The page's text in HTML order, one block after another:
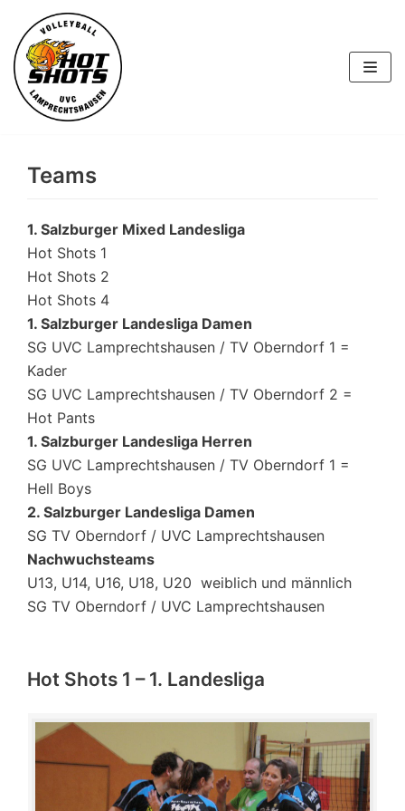
Skip
to
content
Teams
1. Salzburger Mixed Landesliga
Hot Shots 1
Hot Shots 2
Hot Shots 4
1. Salzburger Landesliga Damen
SG UVC Lamprechtshausen / TV Oberndorf 1 =
Kader
SG UVC Lamprechtshausen / TV Oberndorf 2 =
Hot Pants
1. Salzburger Landesliga Herren
SG UVC Lamprechtshausen / TV Oberndorf 1 =
Hell Boys
2. Salzburger Landesliga Damen
SG TV Oberndorf / UVC Lamprechtshausen
Nachwuchsteams
U13, U14, U16, U18, U20 weiblich und männlich
SG TV Oberndorf / UVC Lamprechtshausen
Hot Shots 1 – 1. Landesliga